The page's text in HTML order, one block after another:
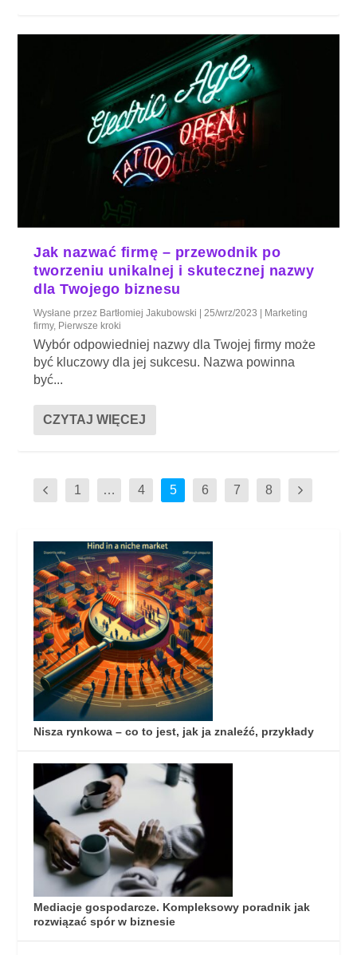
Jak nazwać firmę – przewodnik po
tworzeniu unikalnej i skutecznej nazwy
dla Twojego biznesu
Wysłane przez Bartłomiej Jakubowski |25/wrz/2023
Marketing
firmy, Pierwsze kroki
Wybór odpowiedniej nazwy dla Twojej firmy może
być kluczowy dla jej sukcesu. Nazwa powinna
być...
CZYTAJ WIĘCEJ
1 … 4 5 6 7 8
Nisza rynkowa – co to jest, jak ja znaleźć, przykłady
Mediacje gospodarcze. Kompleksowy poradnik jak
rozwiązać spór w biznesie